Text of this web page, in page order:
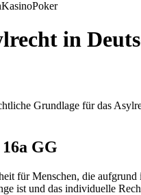
KasinoPoker
in
Grundlage für das
GG
für Menschen, die
ist und das individuelle